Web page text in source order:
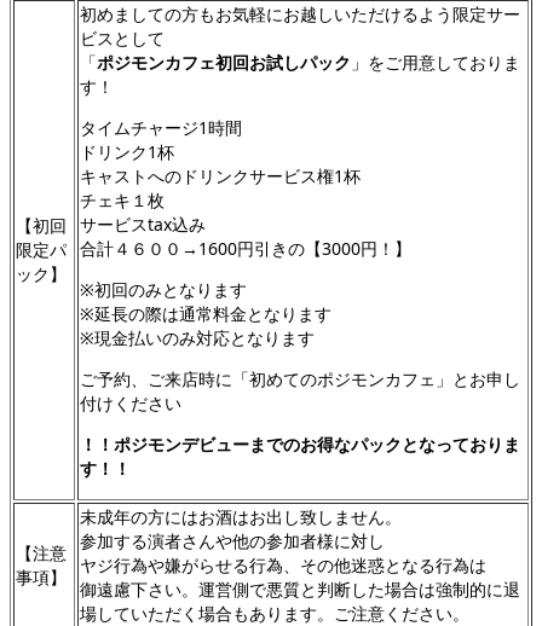
【初回
限定パ
ック】
初めましての方もお気軽にお越しいただけるよう限定サー
ビスとして
「ポジモンカフェ初回お試しパック 」をご用意しておりま
す！
タイムチャージ1時間
ドリンク1杯
キャストへのドリンクサービス権1杯
チェキ１枚
サービスtax込み
合計４６００→1600円引きの【3000円！】
※初回のみとなります
※延長の際は通常料金となります
※現金払いのみ対応となります
ご予約、ご来店時に「初めてのポジモンカフェ」とお申し
付けください
！！ポジモンデビューまでのお得なパックとなっておりま
す！！
【注意
事項】
未成年の方にはお酒はお出し致しません。
参加する演者さんや他の参加者様に対し
ヤジ行為や嫌がらせる行為、その他迷惑となる行為は
御遠慮下さい。運営側で悪質と判断した場合は強制的に退
場していただく場合もあります。ご注意ください。